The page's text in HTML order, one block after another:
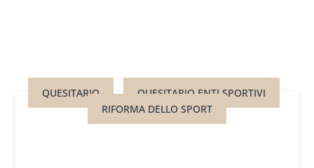
QUESITARIO
QUESITARIO ENTI SPORTIVI
RIFORMA DELLO SPORT